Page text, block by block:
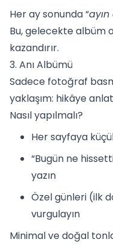
Her ay sonunda “
Bu, gelecekte albüm
kazandırır.
3. Anı Albümü
Sadece fotoğraf
yaklaşım: hikâye
Nasıl yapılmalı?
Her sayfaya
“Bugün ne
yazın
Özel günleri (ilk
vurgulayın
Minimal ve doğal